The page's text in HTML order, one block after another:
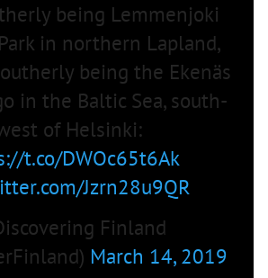
being Lemmenjoki
in northern Lapland,
being the Ekenäs
in the Baltic Sea, south-
of Helsinki:
t.co/DWOc65t6Ak
Jzrn28u9QR
Finland
March 14, 2019